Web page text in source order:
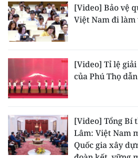
VỀ BÁO NHÂN DÂN
THỜI NAY
NHÂN DÂN CUỐI TUẦN
NHÂN DÂN HẰNG THÁNG
ĐỌC BÁO IN
[Video] Bảo vệ
Việt Nam đi
[Video] Tỉ lệ
của Phú Thọ
[Video] Tổng Bí
Lâm: Việt Nam
Quốc gia xây